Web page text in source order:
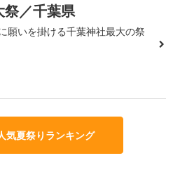
祭／千葉県
願いを掛ける千葉神社最大の祭
気夏祭りランキング